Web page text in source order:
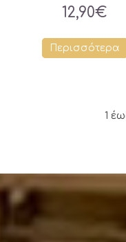
12,90€
Περισσότερα
1